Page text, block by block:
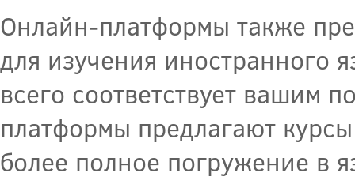
Онлайн-платформы также
для изучения иностранного
всего соответствует вашим
платформы предлагают
более полное погружение в